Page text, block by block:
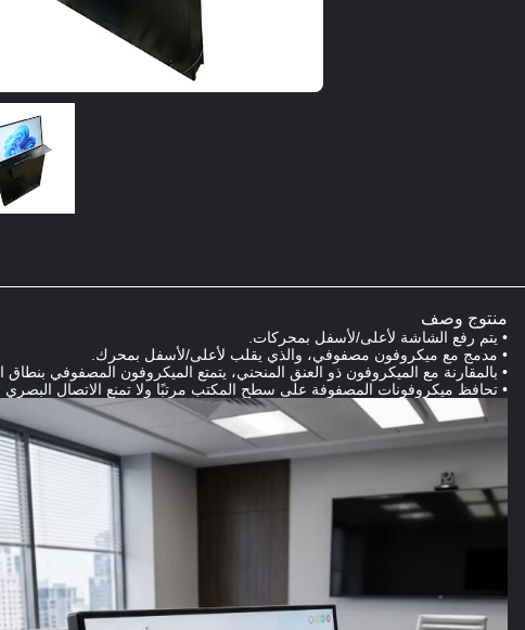
منتوج وصف
• يتم رفع الشاشة لأعلى/لأسفل بمحركات.
• مدمج مع ميكروفون مصفوفي، والذي يقلب لأعلى/لأسفل بمحرك.
• بالمقارنة مع الميكروفون ذو العنق المنحني، يتمتع الميكروفون المصفوفي بنطاق
• تحافظ ميكروفونات المصفوفة على سطح المكتب مرتبًا ولا تمنع الاتصال البصري